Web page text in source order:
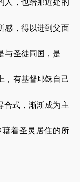
人，也给那近处的
感，得以进到父面
与圣徒同国，是
，有基督耶稣自己
合式，渐渐成为主
着圣灵居住的所